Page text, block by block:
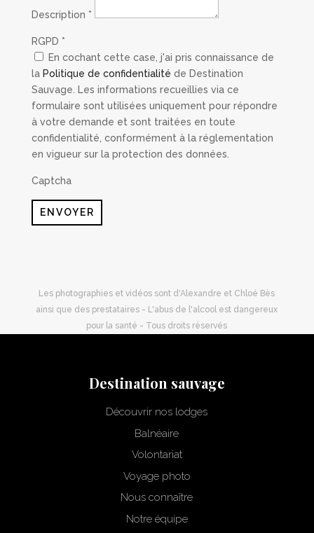
Description *
RGPD *
En cochant cette case, j'ai pris connaissance de
la Politique de confidentialité de Destination
Sauvage. Les informations recueillies via ce
formulaire sont utilisées uniquement pour répondre
à votre demande et sont traitées en toute
confidentialité, conformément à la réglementation
en vigueur sur la protection des données.
Captcha
ENVOYER
Les photographies et vidéos sont d'Alexandre et Chloé Bès
ainsi que des prestataires - L'abus de l'alcool est dangereux
pour la santé - Tous droits réservés
Destination sauvage
Découvrir nos lodges
Balnéaire
Volontariat
Voyage photo
Nous connaître
Notre équipe